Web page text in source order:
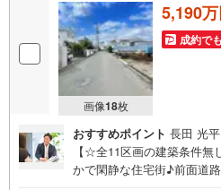
画像18枚
5,190
成約で
おすすめポイント 長田 光平
【☆全11区画の建築条件
かで閑静な住宅街♪前面道